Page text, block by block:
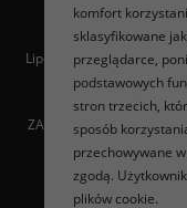
Liposukcja
Lipoliza iniekcyjna
ZABIEGI NA SKÓRĘ
USUWANIE
komfort
sklasyfikowane
przeglądarce,
podstawowych
stron trzecich,
sposób
przechowywane
zgodą.
plików cookie.